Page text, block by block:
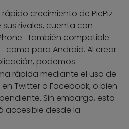
crecimiento de PicPiz
rivales, cuenta con
-también compatible
como para Android. Al crear
podemos
rápida mediante el uso de
Twitter o Facebook, o bien
Sin embargo, esta
accesible desde la